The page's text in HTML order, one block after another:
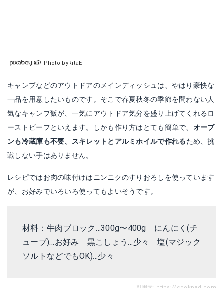
Photo byRitaE
キャンプなどのアウトドアのメインディッシュは、やはり豪快な
一品を用意したいものです。そこで春夏秋冬の季節を問わない人
気なキャンプ飯が、一気にアウトドア気分を盛り上げてくれるロ
ーストビーフといえます。しかも作り方はとても簡単で、 オーブ
ンも冷蔵庫も不要、スキレットとアルミホイルで作れるため、挑
戦しない手はありません。
レシピではお肉の味付けはニンニクのすりおろしを使っています
が、お好みでいろいろ使ってもよいそうです。
材料：牛肉ブロック…300g〜400g にんにく(チ
ューブ)…お好み 黒こしょう…少々 塩(マジック
ソルトなどでもOK)…少々